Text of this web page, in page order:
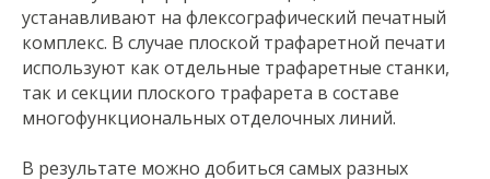
устанавливают на флексографический печатный
комплекс. В случае плоской трафаретной печати
используют как отдельные трафаретные станки,
так и секции плоского трафарета в составе
многофункциональных отделочных линий.
В результате можно добиться самых разных